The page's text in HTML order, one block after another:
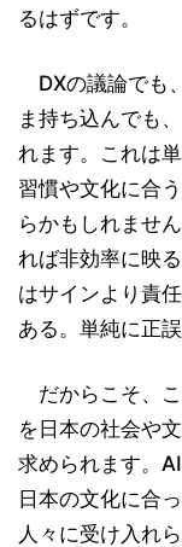
るはずです。
DXの議論でも
ま持ち込んでも
れます。これは
習慣や文化に合
らかもしれませ
れば非効率に映
はサインより責
ある。単純に正
だからこそ、
を日本の社会や
求められます。
日本の文化に合
人々に受け入れ